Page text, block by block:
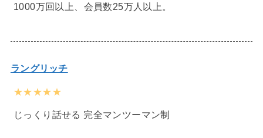
1000万回以上、会員数25万人以上。
ラングリッチ
★★★★★
じっくり話せる 完全マンツーマン制